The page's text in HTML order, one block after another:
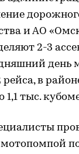
и АО
2-3
в
1,1 тыс.